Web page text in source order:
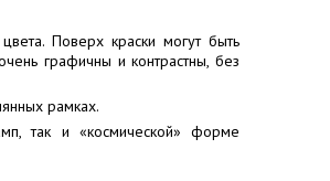
Поверх краски могут быть
графичны и контрастны, без
рамках.
так и «космической» форме